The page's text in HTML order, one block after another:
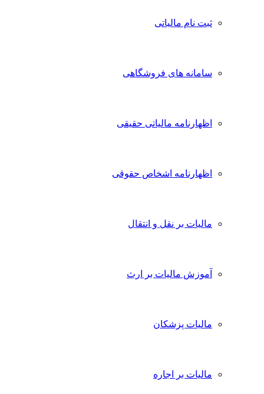
ثبت نام مالیاتی
سامانه های فروشگاهی
اظهارنامه مالیاتی حقیقی
اظهارنامه اشخاص حقوقی
مالیات بر نقل و انتقال
آموزش مالیات بر ارث
مالیات پزشکان
مالیات بر اجاره